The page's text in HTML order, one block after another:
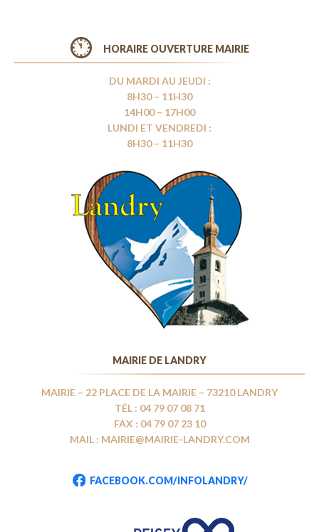
HORAIRE OUVERTURE MAIRIE
DU MARDI AU JEUDI :
8H30 – 11H30
14H00 – 17H00
LUNDI ET VENDREDI :
8H30 – 11H30
MAIRIE DE LANDRY
MAIRIE – 22 PLACE DE LA MAIRIE – 73210 LANDRY
TÉL : 04 79 07 08 71
FAX : 04 79 07 23 10
MAIL : MAIRIE@MAIRIE-LANDRY.COM
FACEBOOK.COM/INFOLANDRY/